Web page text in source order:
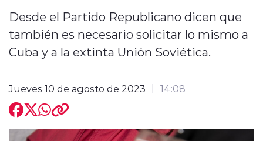
Entrevistas
Desde el Partido Republicano dicen que
también es necesario solicitar lo mismo a
Cuba y a la extinta Unión Soviética.
Jueves 10 de agosto de 2023 14:08